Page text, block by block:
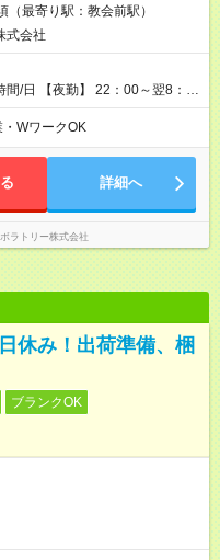
給与：時給 1,480円以上
（最寄り駅：教会前駅）
式会社
/日 【夜勤】 22：00～翌8：
は異なります。 ※曜日固定（毎
WワークOK
詳細へ
ラトリー株式会社
休み！出荷準備、梱
ブランクOK